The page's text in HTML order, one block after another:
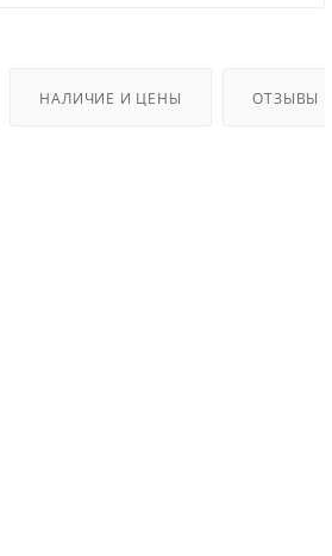
НАЛИЧИЕ И ЦЕНЫ ОТЗЫВЫ